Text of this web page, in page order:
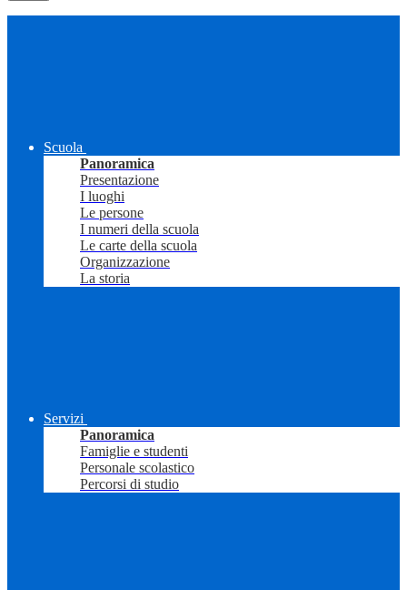
Scuola
Panoramica
Presentazione
I luoghi
Le persone
I numeri della scuola
Le carte della scuola
Organizzazione
La storia
Servizi
Panoramica
Famiglie e studenti
Personale scolastico
Percorsi di studio